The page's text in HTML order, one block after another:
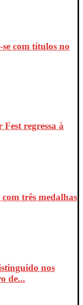
com títulos no
regressa à
três medalhas
nos
de...